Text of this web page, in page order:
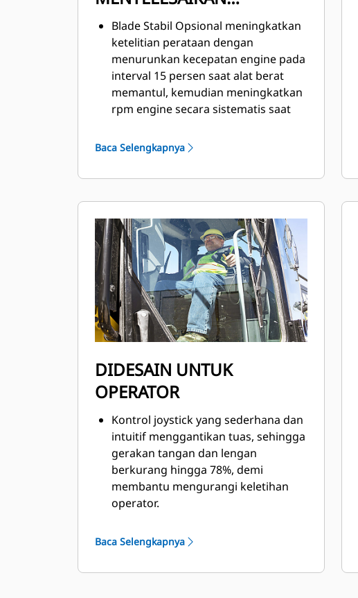
PEKERJAAN
Blade Stabil Opsional meningkatkan
ketelitian perataan dengan
menurunkan kecepatan engine pada
interval 15 persen saat alat berat
memantul, kemudian meningkatkan
rpm engine secara sistematis saat
Cat GRADE opsional dengan Cross
Slope membantu mempertahankan
kemiringan silang yang diinginkan
Cat AccuGrade™ opsional
menggunakan teknologi pemosisian
dan panduan, sensor alat berat, dan
kontrol blade otomatis untuk
membantu meratakan lebih cepat,
lebih mudah, dan lebih efisien.
Dengan Artikulasi Otomatis
Opsional, Anda dapat melakukan
bermanuver melewati ruang sempit
atau di sekitar tikungan, hambatan,
Baca Selengkapnya
DIDESAIN UNTUK
OPERATOR
Kontrol joystick yang sederhana dan
intuitif menggantikan tuas, sehingga
gerakan tangan dan lengan
berkurang hingga 78%, demi
membantu mengurangi keletihan
operator.
Opsional, operator dapat
mengendalikan solusi perataan
otomatis secara efisien dan aman
Baca Selengkapnya